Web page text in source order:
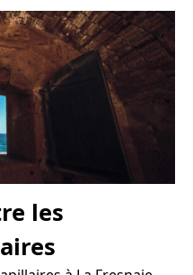
les